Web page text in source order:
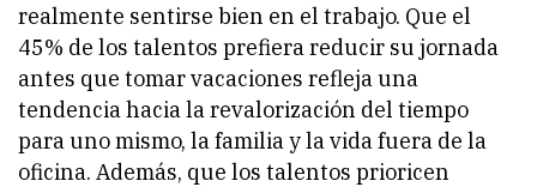
realmente sentirse bien en el trabajo. Que el
45% de los talentos prefiera reducir su jornada
antes que tomar vacaciones refleja una
tendencia hacia la revalorización del tiempo
para uno mismo, la familia y la vida fuera de la
oficina. Además, que los talentos prioricen